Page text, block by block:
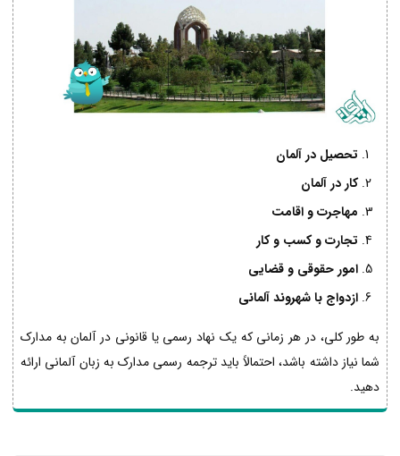
تحصیل در آلمان
کار در آلمان
مهاجرت و اقامت
تجارت و کسب و کار
امور حقوقی و قضایی
ازدواج با شهروند آلمانی
به طور کلی، در هر زمانی که یک نهاد رسمی یا قانونی در آلمان به مدارک
شما نیاز داشته باشد، احتمالاً باید ترجمه رسمی مدارک به زبان آلمانی ارائه
دهید.